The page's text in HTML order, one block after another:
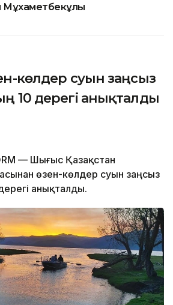
Мұхаметбекұлы
көлдер суын заңсыз
10 дерегі анықталды
— Шығыс Қазақстан
өзен-көлдер суын заңсыз
анықталды.